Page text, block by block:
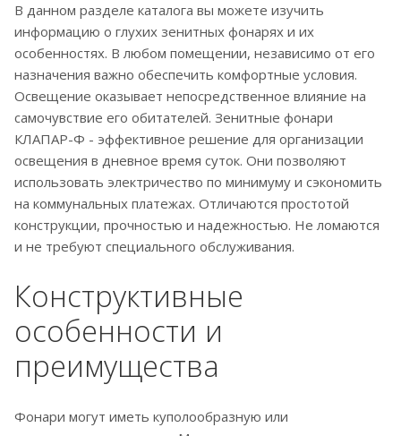
В данном разделе каталога вы можете изучить
информацию о глухих зенитных фонарях и их
особенностях. В любом помещении, независимо от его
назначения важно обеспечить комфортные условия.
Освещение оказывает непосредственное влияние на
самочувствие его обитателей. Зенитные фонари
КЛАПАР-Ф - эффективное решение для организации
освещения в дневное время суток. Они позволяют
использовать электричество по минимуму и сэкономить
на коммунальных платежах. Отличаются простотой
конструкции, прочностью и надежностью. Не ломаются
и не требуют специального обслуживания.
Конструктивные
особенности и
преимущества
Фонари могут иметь куполообразную или